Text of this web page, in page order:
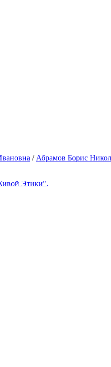
/ Абрамов Борис
Этики".